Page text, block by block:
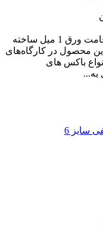
جنس این گونیا از فلز بسیار مرغوب با ضخامت ورق 1 میل ساخته
محصول در کارگاه‌های
باکس های
به...